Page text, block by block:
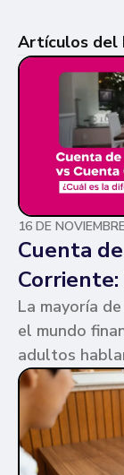
Artículos del
16 DE
Cuenta
La mayoría
el mundo
adultos
“cuenta
parecen
pero te
una y sus